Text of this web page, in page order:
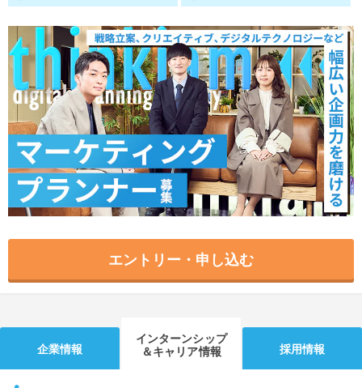
就活時事ニュースを更新 不明点があればこちら
エントリー・申し込む
企業情報
インターンシップ
＆キャリア情報
採用情報